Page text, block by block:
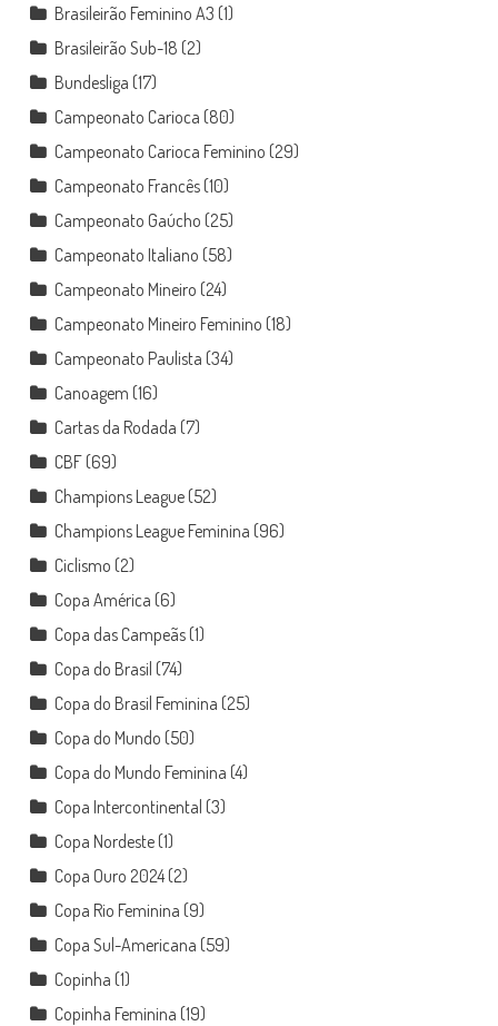
Brasileirão Feminino A3 (1)
Brasileirão Sub-18 (2)
Bundesliga (17)
Campeonato Carioca (80)
Campeonato Carioca Feminino (29)
Campeonato Francês(10)
Campeonato Gaúcho (25)
Campeonato Italiano (58)
Campeonato Mineiro (24)
Campeonato Mineiro Feminino (18)
Campeonato Paulista (34)
Canoagem (16)
Cartas da Rodada (7)
CBF(69)
Champions League(52)
Champions League Feminina (96)
Ciclismo (2)
Copa América (6)
Copa das Campeãs(1)
Copa do Brasil (74)
Copa do Brasil Feminina (25)
Copa do Mundo (50)
Copa do Mundo Feminina (4)
Copa Intercontinental (3)
Copa Nordeste(1)
Copa Ouro 2024(2)
Copa Rio Feminina (9)
Copa Sul-Americana (59)
Copinha (1)
Copinha Feminina (19)